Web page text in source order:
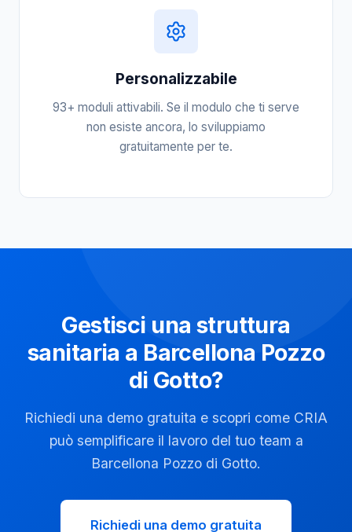
Personalizzabile
93+ moduli attivabili. Se il modulo che ti serve
non esiste ancora, lo sviluppiamo
gratuitamente per te.
Gestisci una struttura
sanitaria a Barcellona Pozzo
di Gotto?
Richiedi una demo gratuita e scopri come CRIA
può semplificare il lavoro del tuo team a
Barcellona Pozzo di Gotto.
Richiedi una demo gratuita